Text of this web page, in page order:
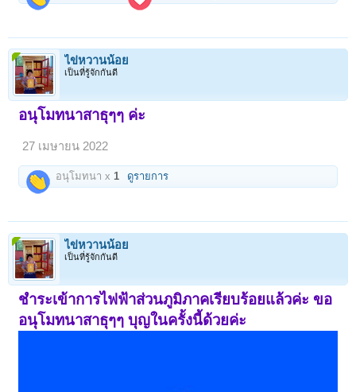
ไข่หวานน้อย
เป็นที่รู้จักกันดี
อนุโมทนาสาธุๆๆ ค่ะ
27 เมษายน 2022
อนุโมทนา x1 ดูรายการ
ไข่หวานน้อย
เป็นที่รู้จักกันดี
ชำระเข้าการไฟฟ้าส่วนภูมิภาคเรียบร้อยแล้วค่ะ ขอ
อนุโมทนาสาธุๆๆ บุญในครั้งนี้ด้วยค่ะ